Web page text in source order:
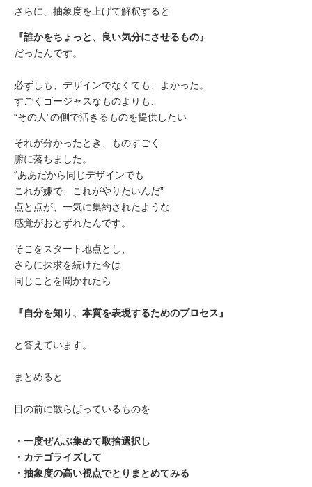
さらに、抽象度を上げて解釈すると
『誰かをちょっと、良い気分にさせるもの』
だったんです。
必ずしも、デザインでなくても、よかった。
すごくゴージャスなものよりも、
“その人”の側で活きるものを提供したい
それが分かったとき、ものすごく
腑に落ちました。
“ああだから同じデザインでも
これが嫌で、これがやりたいんだ”
点と点が、一気に集約されたような
感覚がおとずれたんです。
そこをスタート地点とし、
さらに探求を続けた今は
同じことを聞かれたら
『自分を知り、本質を表現するためのプロセス』
と答えています。
まとめると
目の前に散らばっているものを
・一度ぜんぶ集めて取捨選択し
・カテゴライズして
・抽象度の高い視点でとりまとめてみる